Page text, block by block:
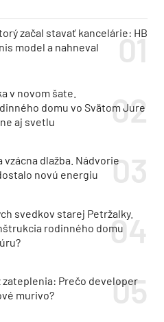
začal stavať kancelárie: HB
model a nahneval
v novom šate.
domu vo Svätom Jure
aj svetlu
vzácna dlažba. Nádvorie
novú energiu
svedkov starej Petržalky.
rodinného domu
zateplenia: Prečo developer
murivo?